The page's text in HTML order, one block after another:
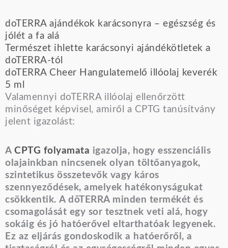
doTERRA ajándékok karácsonyra – egészség és
jólét a fa alá
Természet ihlette karácsonyi ajándékötletek a
doTERRA-tól
doTERRA Cheer Hangulatemelő illóolaj keverék
5 ml
Valamennyi doTERRA illóolaj ellenőrzött
minőséget képvisel, amiről a CPTG tanúsítvány
jelent igazolást:
A CPTG folyamata igazolja, hogy esszenciális
olajainkban nincsenek olyan töltőanyagok,
szintetikus összetevők vagy káros
szennyeződések, amelyek hatékonyságukat
csökkentik. A dōTERRA minden termékét és
csomagolását egy sor tesztnek veti alá, hogy
sokáig és jó hatóerővel eltarthatóak legyenek.
Ez az eljárás gondoskodik a hatóerőről, a